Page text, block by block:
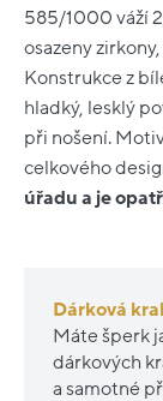
585/1000 váží
osazeny
Konstrukce z
hladký, lesklý
při nošení.
celkového
úřadu a je
Dárková
Máte šperk
dárkových
a samotné